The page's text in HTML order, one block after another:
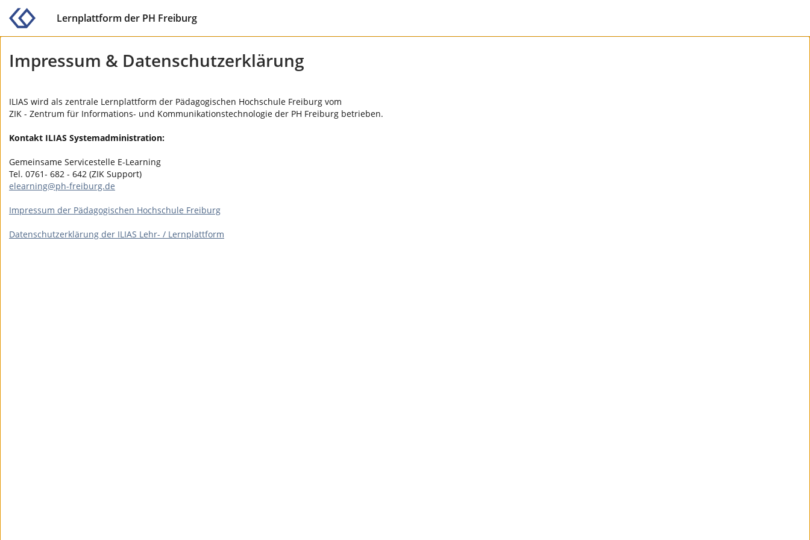
Lernplattform der PH Freiburg
Impressum & Datenschutzerklärung
ILIAS wird als zentrale Lernplattform der Pädagogischen Hochschule Freiburg vom
ZIK - Zentrum für Informations- und Kommunikationstechnologie der PH Freiburg betrieben.
Kontakt ILIAS Systemadministration:
Gemeinsame Servicestelle E-Learning
Tel. 0761- 682 - 642 (ZIK Support)
elearning@ph-freiburg.de
Impressum der Pädagogischen Hochschule Freiburg
Datenschutzerklärung der ILIAS Lehr- / Lernplattform